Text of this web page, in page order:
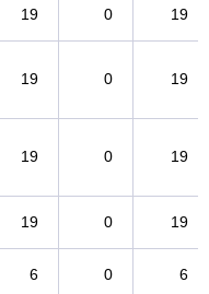
19 0 19
19 0 19
19 0 19
19 0 19
6 0 6